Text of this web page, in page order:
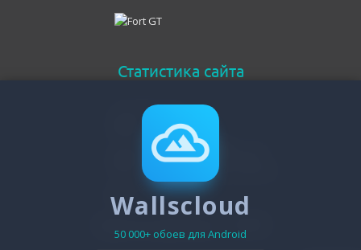
Статистика сайта
Онлайн всего
Гостей
Пользователей
8
Зарегистрировано - 19476
Wallscloud
50 000+ обоев для Android